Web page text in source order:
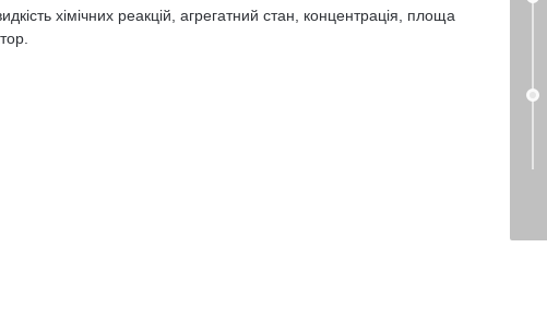
хімічних реакцій, агрегатний стан, концентрація, площа